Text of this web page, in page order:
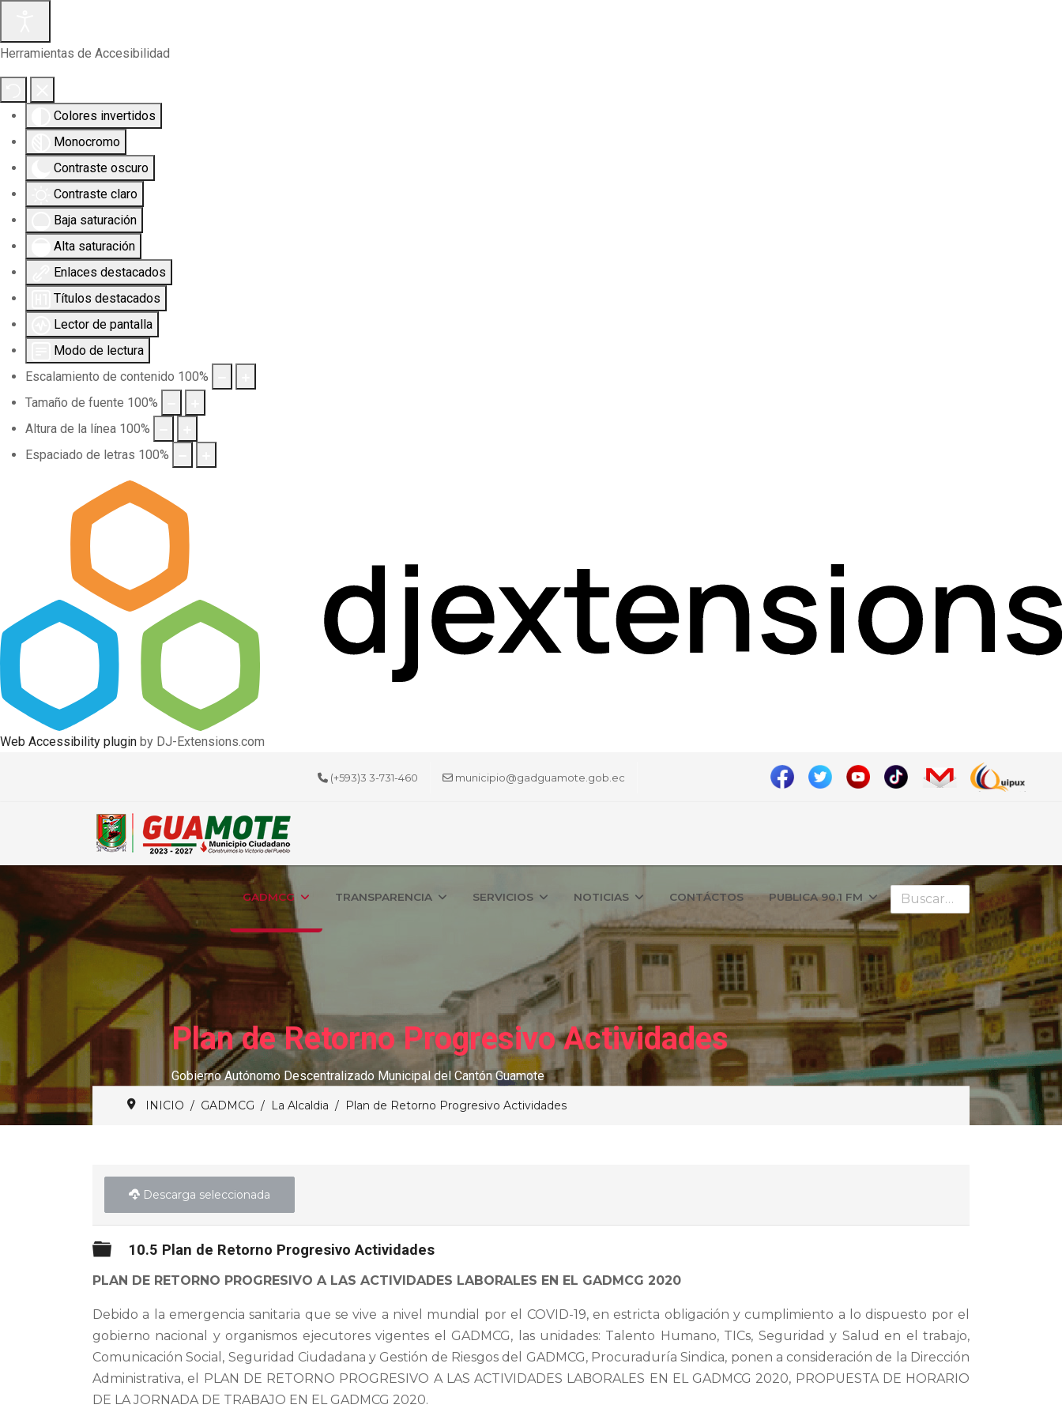
Herramientas de Accesibilidad
Colores invertidos
Monocromo
Contraste oscuro
Contraste claro
Baja saturación
Alta saturación
Enlaces destacados
Títulos destacados
Lector de pantalla
Modo de lectura
Escalamiento de contenido 100%
Tamaño de fuente 100%
Altura de la línea 100%
Espaciado de letras 100%
Web Accessibility plugin by DJ-Extensions.com
(+593)3 3-731-460 municipio@gadguamote.gob.ec
GADMCG TRANSPARENCIA SERVICIOS NOTICIAS CONTÁCTOS PUBLICA 90.1 FM Buscar
Plan de Retorno Progresivo Actividades
Gobierno Autónomo Descentralizado Municipal del Cantón Guamote
INICIO GADMCG La Alcaldia Plan de Retorno Progresivo Actividades
Descarga seleccionada
Carpeta
10.5 Plan de Retorno Progresivo Actividades
PLAN DE RETORNO PROGRESIVO A LAS ACTIVIDADES LABORALES EN EL GADMCG 2020
Debido a la emergencia sanitaria que se vive a nivel mundial por el COVID-19, en estricta obligación y cumplimiento a lo dispuesto por el
gobierno nacional y organismos ejecutores vigentes el GADMCG, las unidades: Talento Humano, TICs, Seguridad y Salud en el trabajo,
Comunicación Social, Seguridad Ciudadana y Gestión de Riesgos del GADMCG, Procuraduría Sindica, ponen a consideración de la Dirección
Administrativa, el PLAN DE RETORNO PROGRESIVO A LAS ACTIVIDADES LABORALES EN EL GADMCG 2020, PROPUESTA DE HORARIO
DE LA JORNADA DE TRABAJO EN EL GADMCG 2020.